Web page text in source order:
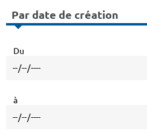
Par date de création
Du
à